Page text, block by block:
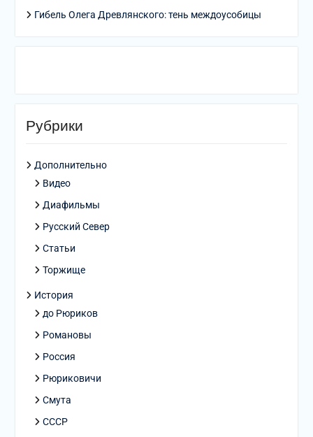
Гибель Олега Древлянского: тень междоусобицы
Рубрики
Дополнительно
Видео
Диафильмы
Русский Север
Статьи
Торжище
История
до Рюриков
Романовы
Россия
Рюриковичи
Смута
СССР